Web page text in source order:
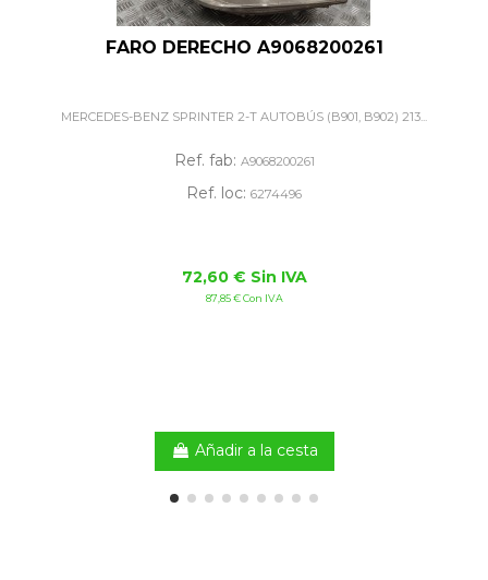
FARO DERECHO A9068200261
MERCEDES-BENZ SPRINTER 2-T AUTOBÚS (B901, B902) 213...
Ref. fab: A9068200261
Ref. loc: 6274496
72,60 € Sin IVA
87,85 € Con IVA
Añadir a la cesta